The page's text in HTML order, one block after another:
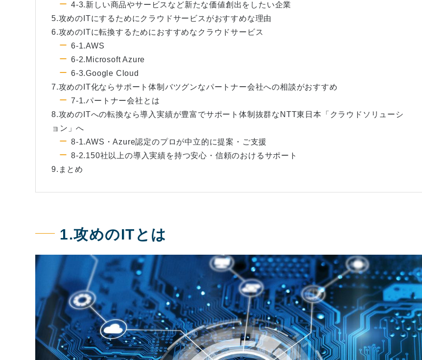
4-3.新しい商品やサービスなど新たな価値創出をしたい企業
5.攻めのITにするためにクラウドサービスがおすすめな理由
6.攻めのITに転換するためにおすすめなクラウドサービス
6-1.AWS
6-2.Microsoft Azure
6-3.Google Cloud
7.攻めのIT化ならサポート体制バツグンなパートナー会社への相談がおすすめ
7-1.パートナー会社とは
8.攻めのITへの転換なら導入実績が豊富でサポート体制抜群なNTT東日本「クラウドソリューシ
ョン」へ
8-1.AWS・Azure認定のプロが中立的に提案・ご支援
8-2.150社以上の導入実績を持つ安心・信頼のおけるサポート
9.まとめ
1.攻めのITとは